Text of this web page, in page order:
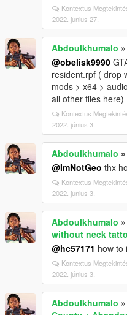
Kontextus
2022. június 27.
Abdoulkhumalo »
@obelisk9990
resident.rpf ( drop
mods > x64 >
all other files here)
Kontextus
2022. június 3.
Abdoulkhumalo »
@ImNotGeo thx
Kontextus
2022. június 3.
Abdoulkhumalo »
without neck
@hc57171 how to
Kontextus
2022. június 3.
Abdoulkhumalo »